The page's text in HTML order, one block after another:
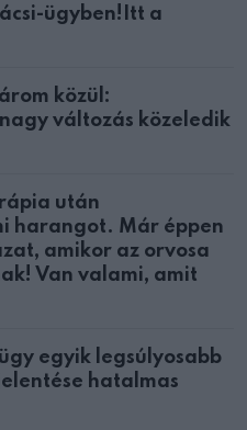
ügyben!Itt a
közül:
változás közeledik
után
harangot. Már éppen
amikor az orvosa
Van valami, amit
egyik legsúlyosabb
hatalmas